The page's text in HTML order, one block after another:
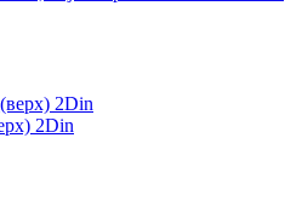
2Din